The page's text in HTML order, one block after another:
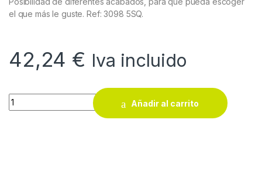
el que más le guste. Ref: 3098 5SQ.
42,24 € Iva incluido
Juego par de manillas 3098 5SQ Tupai quantity
Añadir al carrito